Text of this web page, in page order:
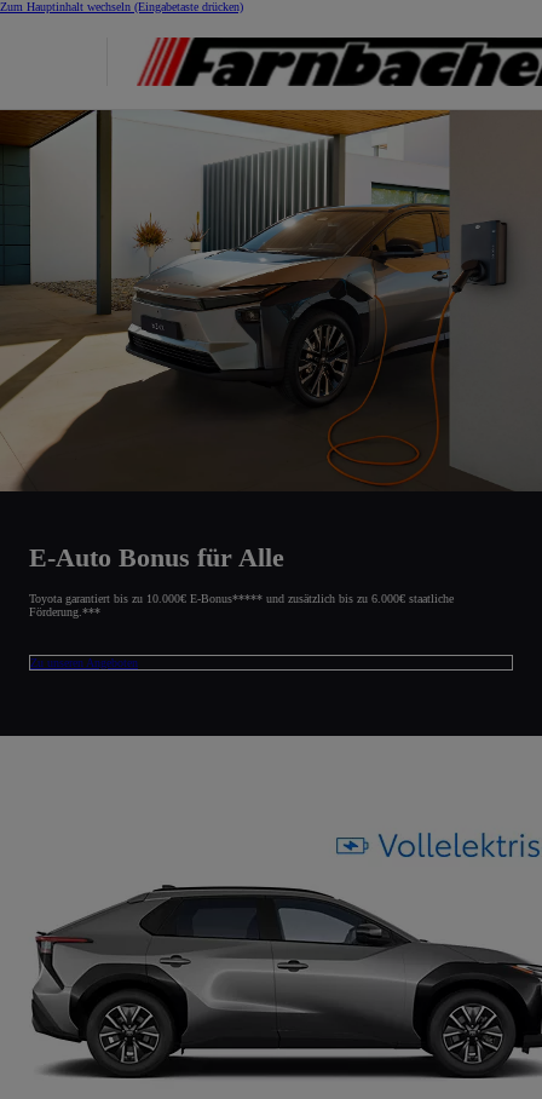
Zum Hauptinhalt wechseln (Eingabetaste drücken)
E-Auto Bonus für Alle
Toyota garantiert bis zu 10.000€ E-Bonus***** und zusätzlich bis zu 6.000€ staatliche
Förderung.***
Zu unseren Angeboten